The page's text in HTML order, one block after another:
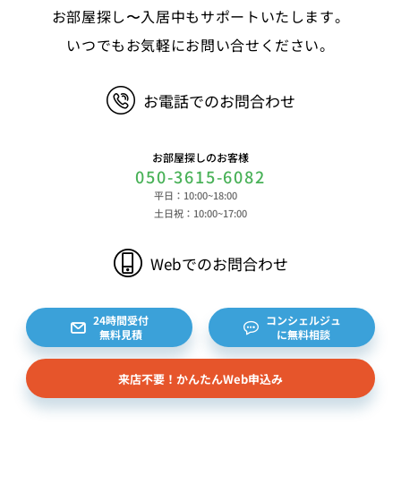
お部屋探し〜入居中もサポートいたします。
いつでもお気軽にお問い合せください。
お電話でのお問合わせ
お部屋探しのお客様
050-3615-6082
平日：10:00~18:00
土日祝：10:00~17:00
Webでのお問合わせ
24時間受付
無料見積
コンシェルジュ
に無料相談
来店不要！かんたんWeb申込み